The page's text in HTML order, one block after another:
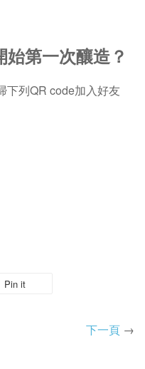
第一次釀造？
下列QR code加入好友
Pin it
下一頁 →